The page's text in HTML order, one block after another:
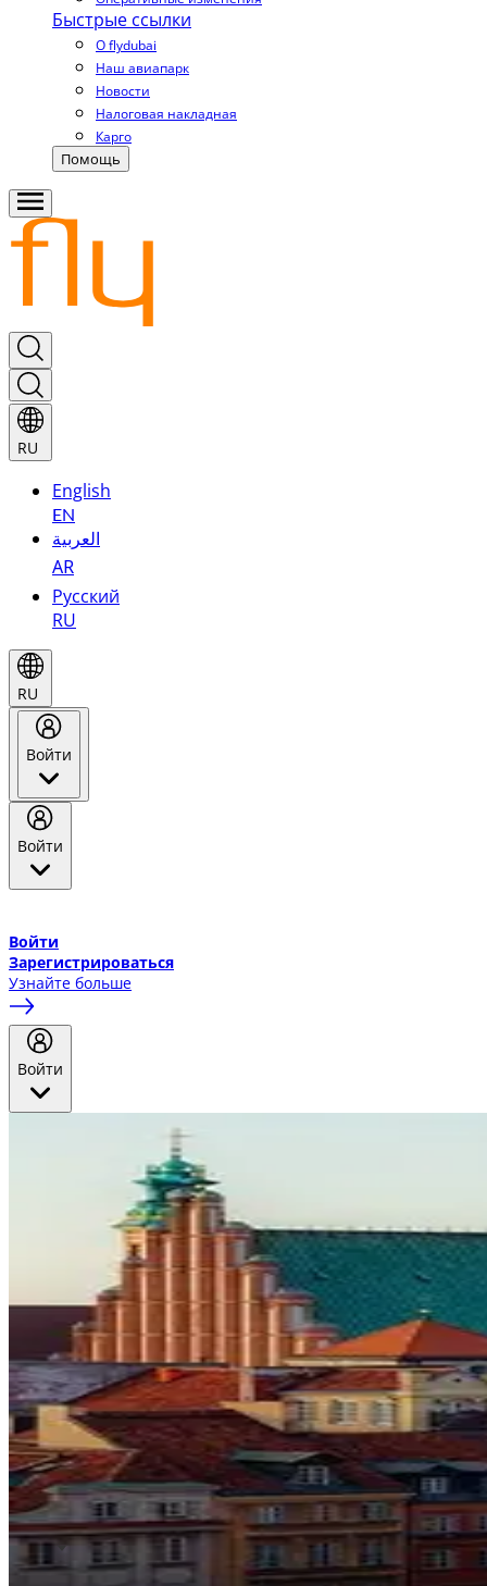
Быстрые ссылки
О flydubai
Наш авиапарк
Новости
Налоговая накладная
Карго
Помощь
RU
English
EN
العربية
AR
Русский
RU
RU
Войти
Войти
Войти
Зарегистрироваться
Узнайте больше
Войти